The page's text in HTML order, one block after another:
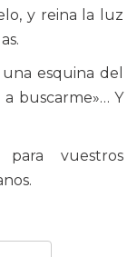
y reina la luz
una esquina del
a buscarme»… Y
vuestros